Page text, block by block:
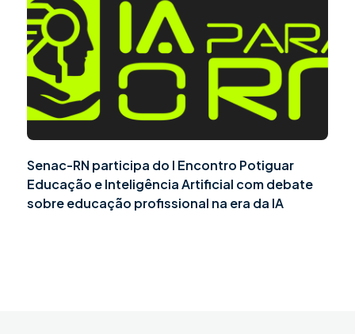
Senac-RN participa do I Encontro Potiguar
Educação e Inteligência Artificial com debate
sobre educação profissional na era da IA